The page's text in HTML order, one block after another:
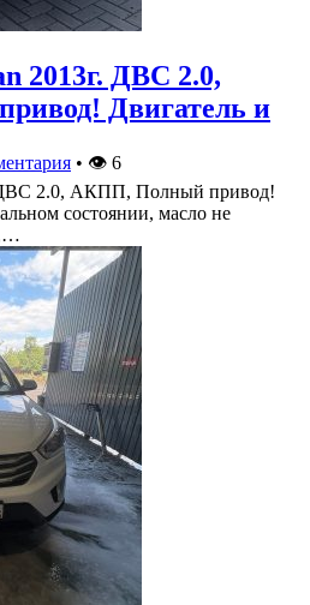
2013г. ДВС 2.0,
Двигатель и
• 👁 6
ДВС 2.0, АКПП, Полный привод!
состоянии, масло не